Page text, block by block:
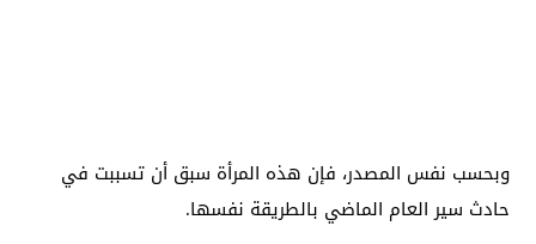
وبحسب نفس المصدر، فإن هذه المرأة سبق أن تسببت في
حادث سير العام الماضي بالطريقة نفسها.